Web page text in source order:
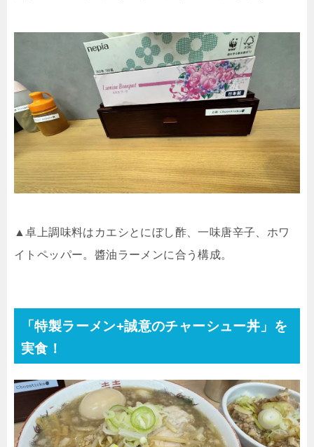
▲卓上調味料はカエシとにぼし酢、一味唐辛子、ホワ
イトペッパー。醬油ラーメンに合う構成。
「特製ラーメン+誠意のチャーシュー丼」を
実食！